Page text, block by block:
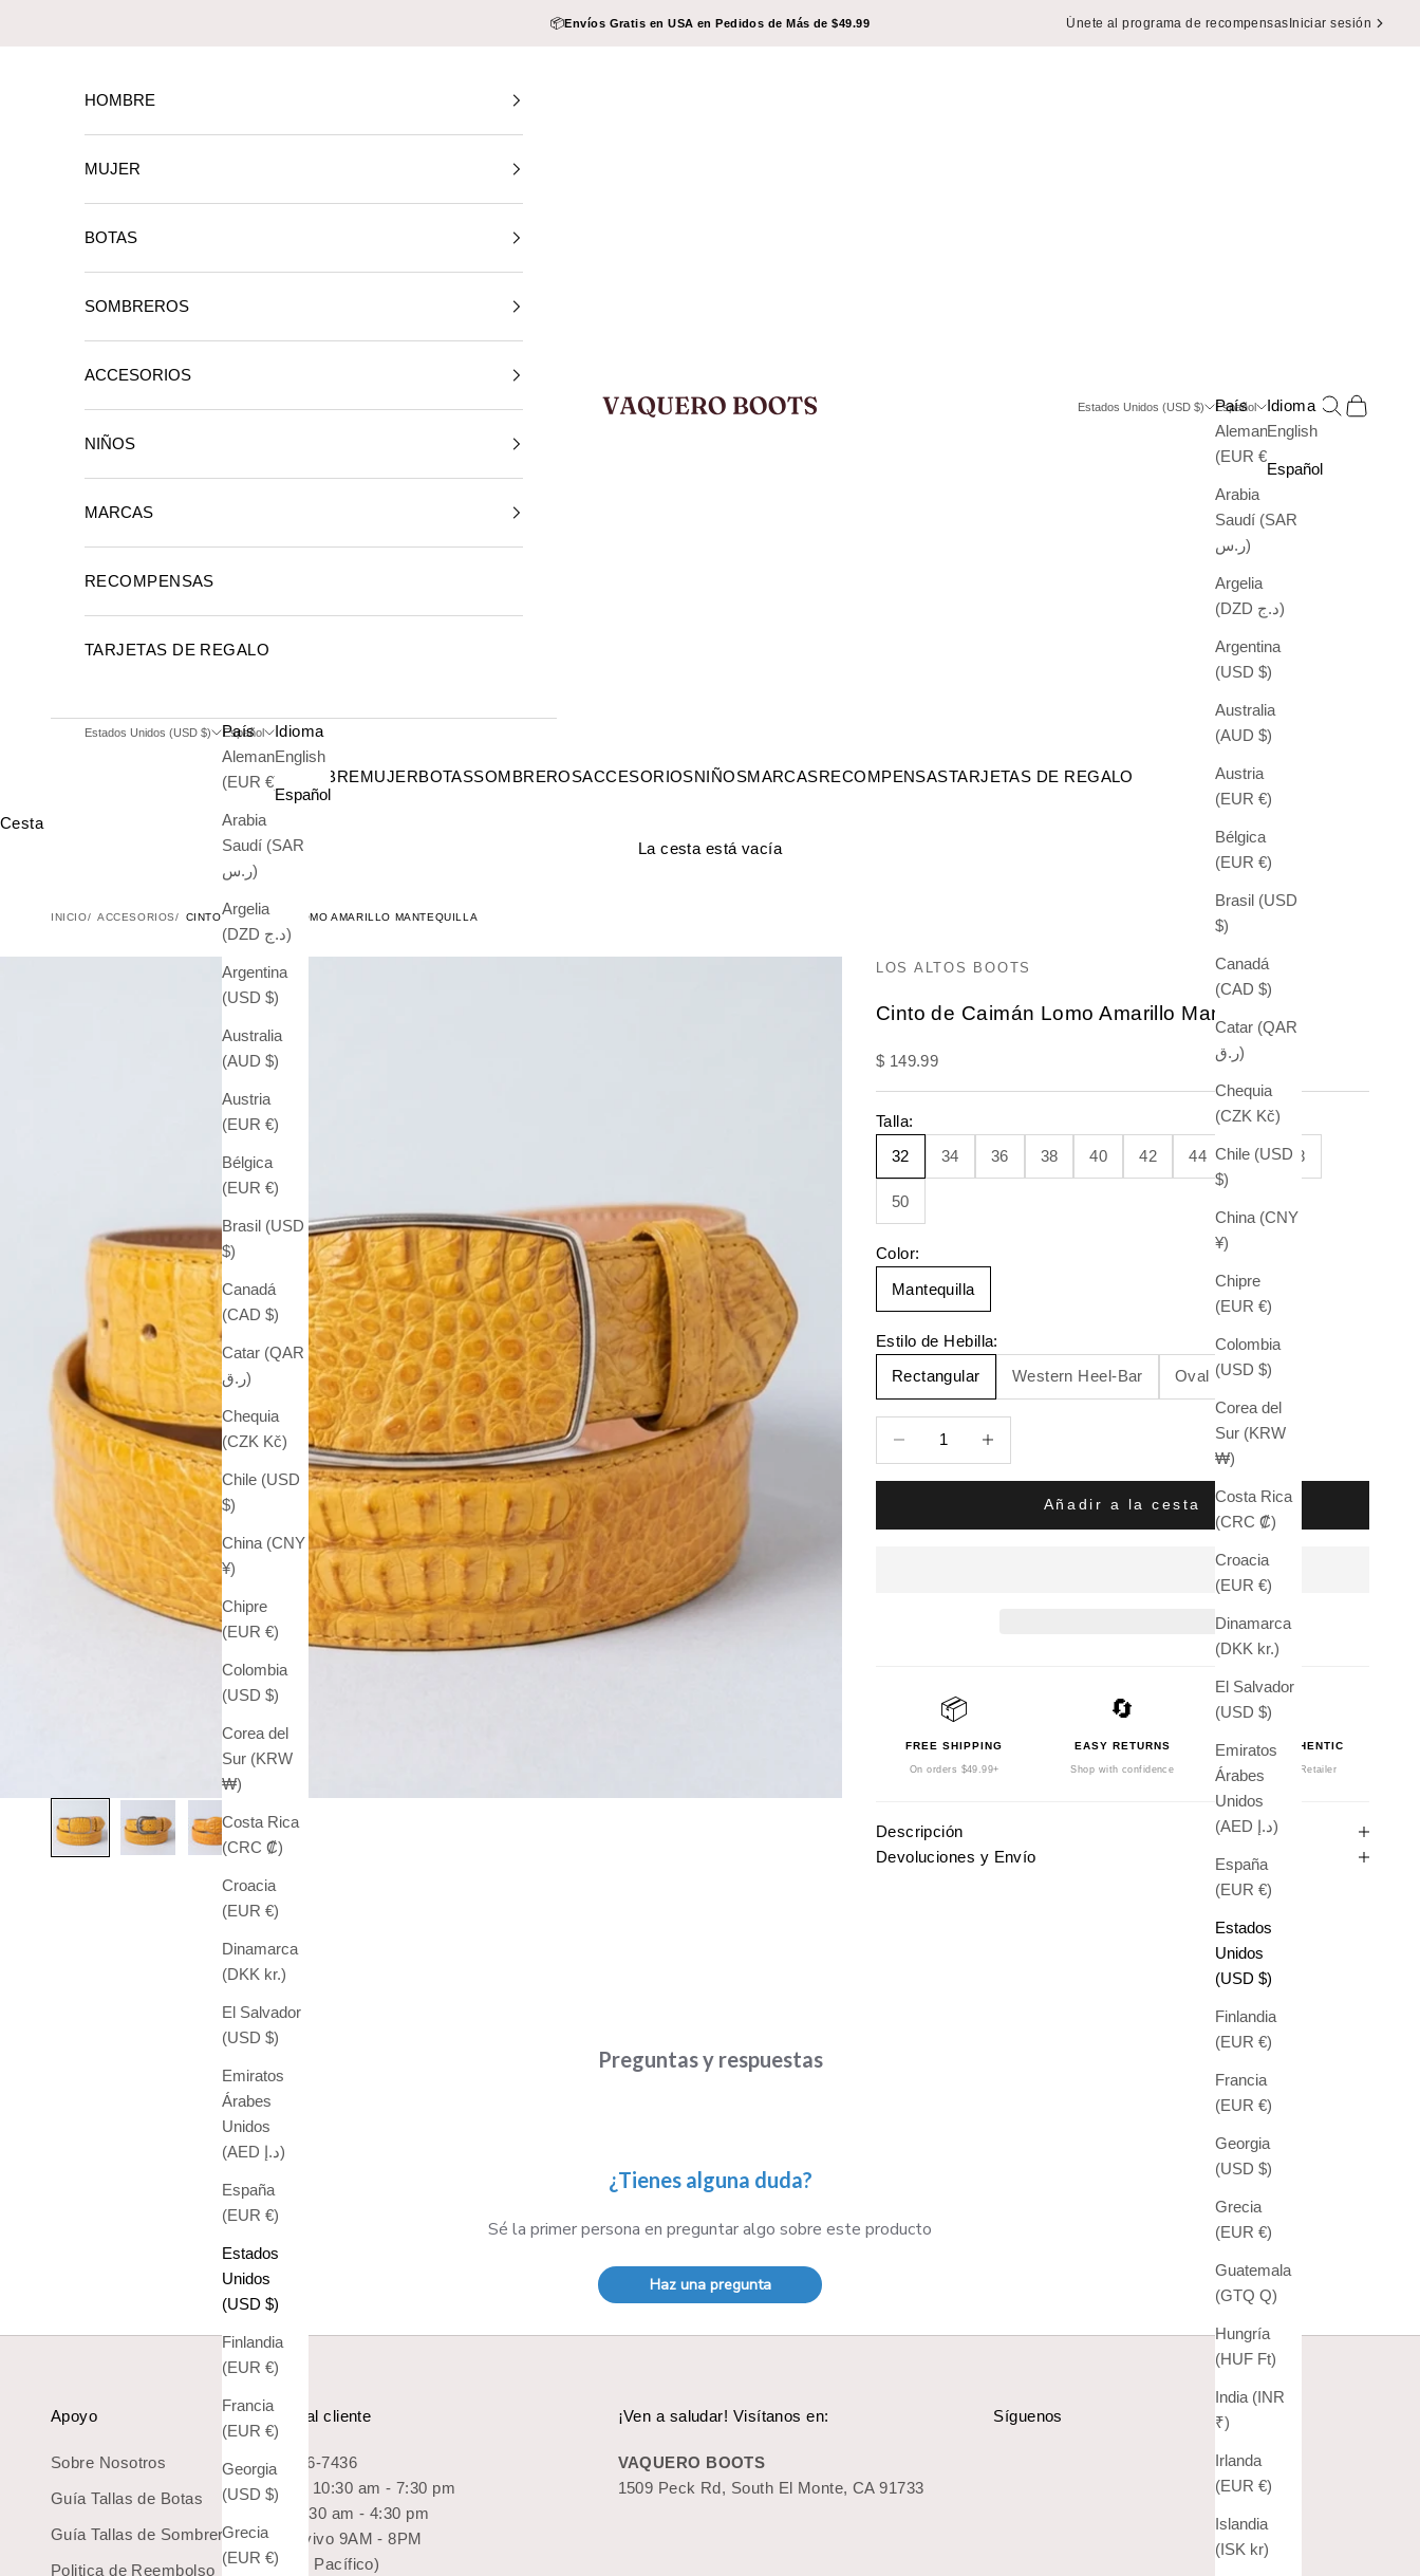
📦Envíos Gratis en USA en Pedidos de Más de $49.99 Únete al programa de recompensasIniciar sesión
VAQUERO BOOTS
HOMBREMUJERBOTASSOMBREROSACCESORIOSNIÑOSMARCASRECOMPENSASTARJETAS DE REGALO
Estados Unidos (USD $)
País
Alemania
(EUR €)
Arabia
Saudí (SAR
ر.س)
Argelia
(DZD د.ج)
Argentina
(USD $)
Australia
(AUD $)
Austria
(EUR €)
Bélgica
(EUR €)
Brasil (USD
$)
Canadá
(CAD $)
Catar (QAR
ر.ق)
Chequia
(CZK Kč)
Chile (USD
$)
China (CNY
¥)
Chipre
(EUR €)
Colombia
(USD $)
Corea del
Sur (KRW
₩)
Costa Rica
(CRC ₡)
Croacia
(EUR €)
Dinamarca
(DKK kr.)
El Salvador
(USD $)
Emiratos
Árabes
Unidos
(AED د.إ)
España
(EUR €)
Estados
Unidos
(USD $)
Finlandia
(EUR €)
Francia
(EUR €)
Georgia
(USD $)
Grecia
(EUR €)
Guatemala
(GTQ Q)
Hungría
(HUF Ft)
India (INR
₹)
Irlanda
(EUR €)
Islandia
(ISK kr)
Español
Idioma
English
Español
Buscar
Cesta
HOMBRE
MUJER
BOTAS
SOMBREROS
ACCESORIOS
NIÑOS
MARCAS
RECOMPENSAS
TARJETAS DE REGALO
Estados Unidos (USD $)
País
Alemania
(EUR €)
Arabia
Saudí (SAR
ر.س)
Argelia
(DZD د.ج)
Argentina
(USD $)
Australia
(AUD $)
Austria
(EUR €)
Bélgica
(EUR €)
Brasil (USD
$)
Canadá
(CAD $)
Catar (QAR
ر.ق)
Chequia
(CZK Kč)
Chile (USD
$)
China (CNY
¥)
Chipre
(EUR €)
Colombia
(USD $)
Corea del
Sur (KRW
₩)
Costa Rica
(CRC ₡)
Croacia
(EUR €)
Dinamarca
(DKK kr.)
El Salvador
(USD $)
Emiratos
Árabes
Unidos
(AED د.إ)
España
(EUR €)
Estados
Unidos
(USD $)
Finlandia
(EUR €)
Francia
(EUR €)
Georgia
(USD $)
Grecia
(EUR €)
Español
Idioma
English
Español
Cesta
La cesta está vacía
INICIO ACCESORIOS CINTO DE CAIMÁN LOMO AMARILLO MANTEQUILLA
LOS ALTOS BOOTS
Cinto de Caimán Lomo Amarillo Mantequilla
Precio de oferta
$ 149.99
Talla:
32
34 36 38 40 42 44 46 48
50
Color:
Mantequilla
Estilo de Hebilla:
Rectangular
Western Heel-Bar Oval
Añadir a la cesta
📦
FREE SHIPPING
On orders $49.99+
🔄
EASY RETURNS
Shop with confidence
100% AUTHENTIC
Authorized Retailer
Descripción
Devoluciones y Envío
Preguntas y respuestas
¿Tienes alguna duda?
Sé la primer persona en preguntar algo sobre este producto
Haz una pregunta
Apoyo
Sobre Nosotros
Guía Tallas de Botas
Guía Tallas de Sombreros
Politica de Reembolso
Servicio al cliente
1-800-966-7436
Lun-Sab: 10:30 am - 7:30 pm
Dom: 10:30 am - 4:30 pm
Chat en vivo 9AM - 8PM
(Hora del Pacífico)
¡Ven a saludar! Visítanos en:
VAQUERO BOOTS
1509 Peck Rd, South El Monte, CA 91733
Síguenos